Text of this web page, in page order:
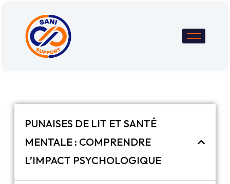
PUNAISES DE LIT ET SANTÉ
MENTALE : COMPRENDRE
L’IMPACT PSYCHOLOGIQUE